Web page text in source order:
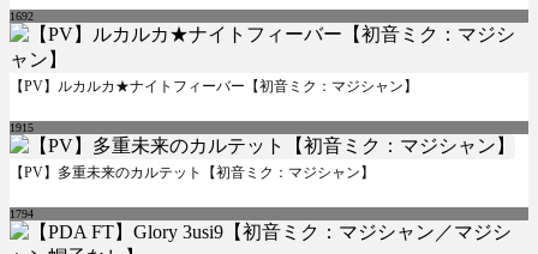
1692
【PV】ルカルカ★ナイトフィーバー【初音ミク：マジシャン】
1915
【PV】多重未来のカルテット【初音ミク：マジシャン】
1794